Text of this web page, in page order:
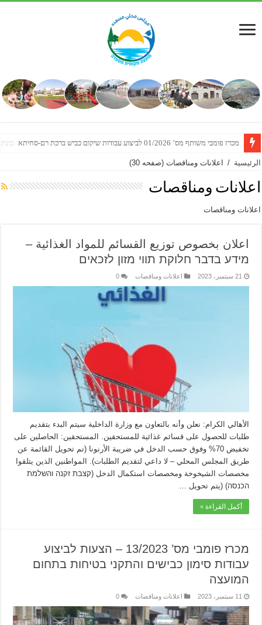
הזמנה להגשת הצעות מחיר למתן שירותי מדידת מצב קיים לצורך תכנון מפורט
الرئيسية / اعلانات ومناقصات (صفحه 30)
اعلانات ومناقصات
اعلانات ومناقصات
اعلان بخصوص توزيع القسائم للمواد الغذائية –
מידע בדבר חלוקת תווי מזון לזכאים
21 سبتمبر، 2023 اعلانات ومناقصات 0
الأهالي الكرام: نعلن وأنه بالتعاون مع وزارة الداخلية سيتم البدء بتقديم
طلبات للحصول على قسائم غذائية للمستحقين. المستحقين: الحاصلين على
تخفيض 70% وفوق حسب الدخل في ضريبة الأرنونا (تم تحويل القائمة عن
طريق المجلس المحلي – لا داعي لتقديم الطلبات). المواطنين الذين يتلقوا
مخصصات الشيخوخة ومخصصات استكمال الدخل (קצבת זקנה והשלמת
הכנסה) (يتم تحويل …
أكمل القراءة »
מכרז פומבי מס’ 13/2023 – הצעות לביצוע
עבודות סימון כבישים והתקני בטיחות בתחום
המועצה
11 سبتمبر، 2023 اعلانات ومناقصات 0